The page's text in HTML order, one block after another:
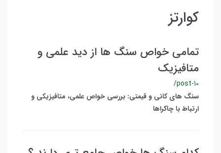
کوارتز
تمامی خواص سنگ ها از دید علمی و
متافیزیک
/post-10
سنگ های کانی و قیمتی: بررسی خواص علمی، متافیزیکی و
ارتباط با چاکراها